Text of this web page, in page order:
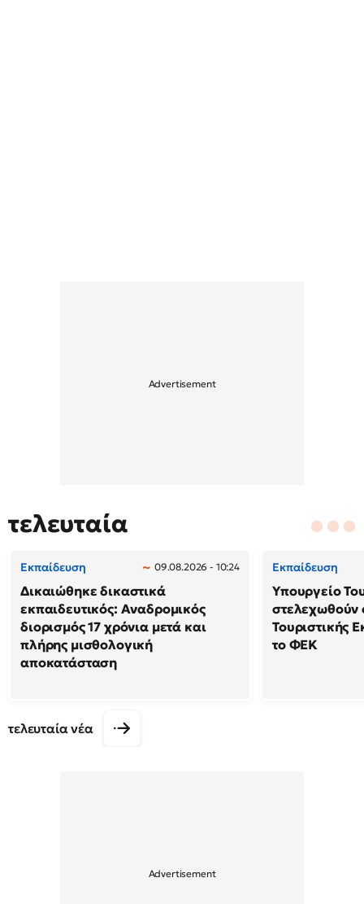
τελευταία
Εκπαίδευση 09.08.2026 - 10:24
Δικαιώθηκε δικαστικά
εκπαιδευτικός: Αναδρομικός
διορισμός 17 χρόνια μετά και
πλήρης μισθολογική
αποκατάσταση
Εκπαίδευση
Υπουργείο
στελεχωθούν
Τουριστικής
το ΦΕΚ
τελευταία νέα